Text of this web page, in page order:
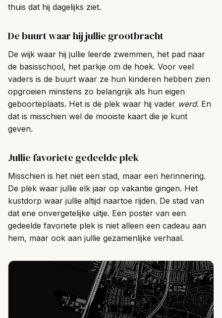
thuis dat hij dagelijks ziet.
De buurt waar hij jullie grootbracht
De wijk waar hij jullie leerde zwemmen, het pad naar
de basisschool, het parkje om de hoek. Voor veel
vaders is de buurt waar ze hun kinderen hebben zien
opgroeien minstens zo belangrijk als hun eigen
geboorteplaats. Het is de plek waar hij vader werd. En
dat is misschien wel de mooiste kaart die je kunt
geven.
Jullie favoriete gedeelde plek
Misschien is het niet een stad, maar een herinnering.
De plek waar jullie elk jaar op vakantie gingen. Het
kustdorp waar jullie altijd naartoe rijden. De stad van
dat ene onvergetelijke uitje. Een poster van een
gedeelde favoriete plek is niet alleen een cadeau aan
hem, maar ook aan jullie gezamenlijke verhaal.